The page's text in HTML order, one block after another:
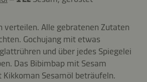
verteilen. Alle gebratenen Zutaten
Gochujang mit etwas
und über jedes Spiegelei
Das Bibimbap mit Sesam
Sesamöl beträufeln.